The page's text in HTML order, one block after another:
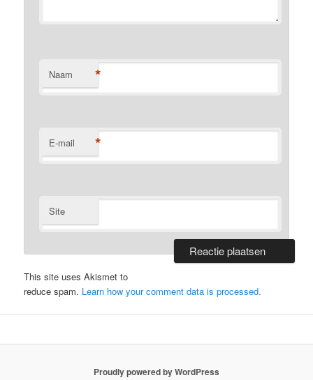
Naam *
E-mail *
Site
This site uses Akismet to
reduce spam. Learn how your comment data is processed.
Proudly powered by WordPress